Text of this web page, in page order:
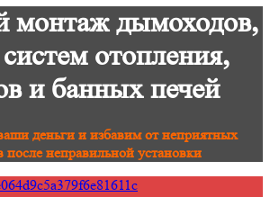
монтаж дымоходов,
отопления,
и банных печей
деньги и избавим от неприятных
после неправильной установки